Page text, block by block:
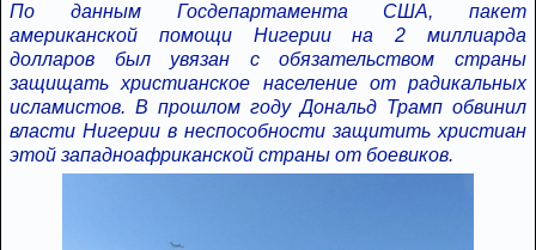
По данным Госдепартамента США, пакет
американской помощи Нигерии на 2 миллиарда
долларов был увязан с обязательством страны
защищать христианское население от радикальных
исламистов. В прошлом году Дональд Трамп обвинил
власти Нигерии в неспособности защитить христиан
этой западноафриканской страны от боевиков.